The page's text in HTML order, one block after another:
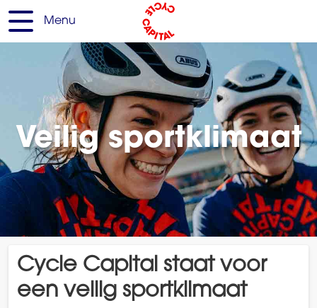
Menu
Veilig sportklimaat
Cycle Capital staat voor
een veilig sportklimaat